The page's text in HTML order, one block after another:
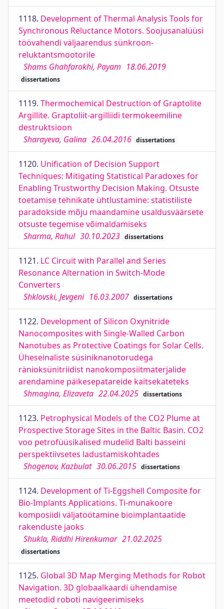
1118. Development of Thermal Analysis Tools for
Synchronous Reluctance Motors. Soojusanalüüsi
töövahendi väljaarendus sünkroon-
reluktantsmootorile
Shams Ghahfarokhi, Payam 18.06.2019
dissertations
1119. Thermochemical Destruction of Graptolite
Argillite. Graptoliit-argilliidi termokeemiline
destruktsioon
Sharayeva, Galina 26.04.2016 dissertations
1120. Uniﬁcation of Decision Support
Techniques: Mitigating Statistical Paradoxes for
Enabling Trustworthy Decision Making. Otsuste
toetamise tehnikate ühtlustamine: statistiliste
paradokside mõju maandamine usaldusväärsete
otsuste tegemise võimaldamiseks
Sharma, Rahul 30.10.2023 dissertations
1121. LC Circuit with Parallel and Series
Resonance Alternation in Switch-Mode
Converters
Shklovski, Jevgeni 16.03.2007 dissertations
1122. Development of Silicon Oxynitride
Nanocomposites with Single-Walled Carbon
Nanotubes as Protective Coatings for Solar Cells.
Üheseinaliste süsiniknanotorudega
ränioksünitriidist nanokomposiitmaterjalide
arendamine päikesepatareide kaitsekateteks
Shmagina, Elizaveta 22.04.2025 dissertations
1123. Petrophysical Models of the CO2 Plume at
Prospective Storage Sites in the Baltic Basin. CO2
voo petrofüüsikalised mudelid Balti basseini
perspektiivsetes ladustamiskohtades
Shogenov, Kazbulat 30.06.2015 dissertations
1124. Development of Ti-Eggshell Composite for
Bio-Implants Applications. Ti-munakoore
komposiidi väljatöötamine bioimplantaatide
rakenduste jaoks
Shukla, Riddhi Hirenkumar 21.02.2025
dissertations
1125. Global 3D Map Merging Methods for Robot
Navigation. 3D globaalkaardi ühendamise
meetodid roboti navigeerimiseks